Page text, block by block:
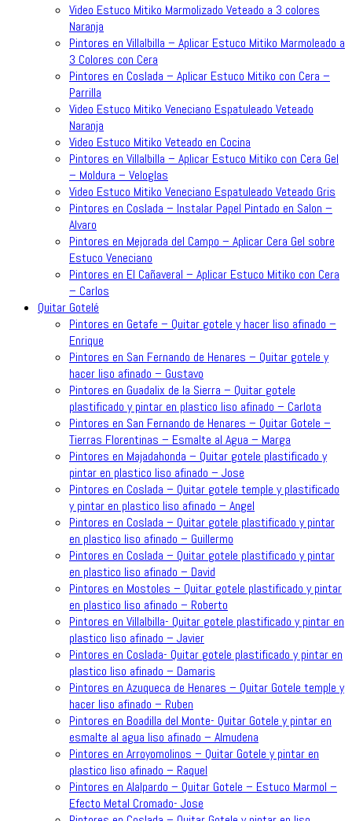
Video Estuco Mitiko Marmolizado Veteado a 3 colores
Naranja
Pintores en Villalbilla – Aplicar Estuco Mitiko Marmoleado a
3 Colores con Cera
Pintores en Coslada – Aplicar Estuco Mitiko con Cera –
Parrilla
Video Estuco Mitiko Veneciano Espatuleado Veteado
Naranja
Video Estuco Mitiko Veteado en Cocina
Pintores en Villalbilla – Aplicar Estuco Mitiko con Cera Gel
– Moldura – Veloglas
Video Estuco Mitiko Veneciano Espatuleado Veteado Gris
Pintores en Coslada – Instalar Papel Pintado en Salon –
Alvaro
Pintores en Mejorada del Campo – Aplicar Cera Gel sobre
Estuco Veneciano
Pintores en El Cañaveral – Aplicar Estuco Mitiko con Cera
– Carlos
Quitar Gotelé
Pintores en Getafe – Quitar gotele y hacer liso afinado –
Enrique
Pintores en San Fernando de Henares – Quitar gotele y
hacer liso afinado – Gustavo
Pintores en Guadalix de la Sierra – Quitar gotele
plastificado y pintar en plastico liso afinado – Carlota
Pintores en San Fernando de Henares – Quitar Gotele –
Tierras Florentinas – Esmalte al Agua – Marga
Pintores en Majadahonda – Quitar gotele plastificado y
pintar en plastico liso afinado – Jose
Pintores en Coslada – Quitar gotele temple y plastificado
y pintar en plastico liso afinado – Angel
Pintores en Coslada – Quitar gotele plastificado y pintar
en plastico liso afinado – Guillermo
Pintores en Coslada – Quitar gotele plastificado y pintar
en plastico liso afinado – David
Pintores en Mostoles – Quitar gotele plastificado y pintar
en plastico liso afinado – Roberto
Pintores en Villalbilla- Quitar gotele plastificado y pintar en
plastico liso afinado – Javier
Pintores en Coslada- Quitar gotele plastificado y pintar en
plastico liso afinado – Damaris
Pintores en Azuqueca de Henares – Quitar Gotele temple y
hacer liso afinado – Ruben
Pintores en Boadilla del Monte- Quitar Gotele y pintar en
esmalte al agua liso afinado – Almudena
Pintores en Arroyomolinos – Quitar Gotele y pintar en
plastico liso afinado – Raquel
Pintores en Alalpardo – Quitar Gotele – Estuco Marmol –
Efecto Metal Cromado- Jose